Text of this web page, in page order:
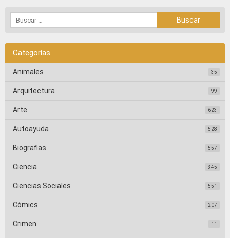
Categorías
Animales 35
Arquitectura 99
Arte 623
Autoayuda 528
Biografias 557
Ciencia 345
Ciencias Sociales 551
Cómics 207
Crimen 11